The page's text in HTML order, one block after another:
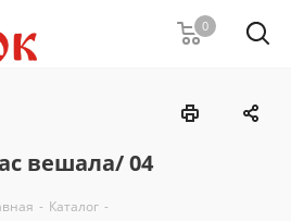
0
вешала/ 04
- Каталог -